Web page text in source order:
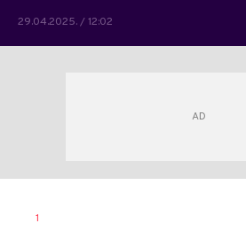
29.04.2025. / 12:02
AUTOR
1